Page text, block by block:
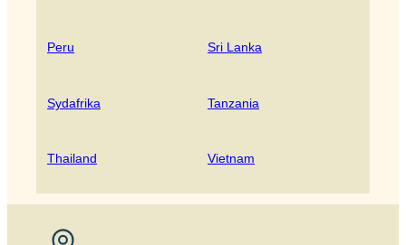
Peru Sri Lanka
Sydafrika Tanzania
Thailand Vietnam